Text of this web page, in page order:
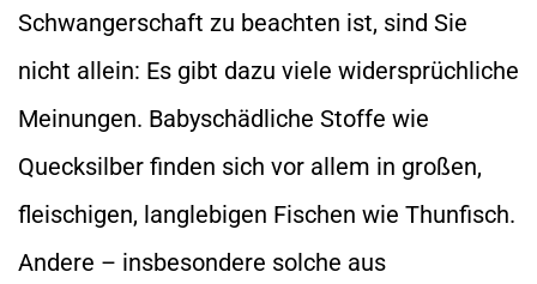
Schwangerschaft zu beachten ist, sind Sie
nicht allein: Es gibt dazu viele widersprüchliche
Meinungen. Babyschädliche Stoffe wie
Quecksilber finden sich vor allem in großen,
fleischigen, langlebigen Fischen wie Thunfisch.
Andere – insbesondere solche aus